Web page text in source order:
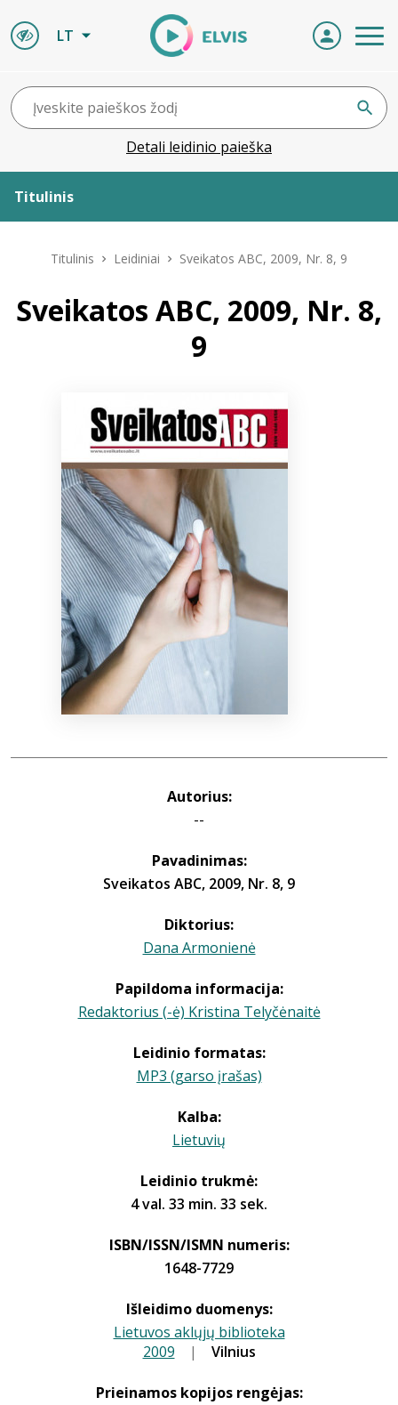
LT
Detali leidinio paieška
Titulinis
Leidiniai
Bibliotekoms
info@elvislab.lt
Titulinis Leidiniai Sveikatos ABC, 2009, Nr. 8, 9
Sveikatos ABC, 2009, Nr. 8,
9
Autorius:
--
Pavadinimas:
Sveikatos ABC, 2009, Nr. 8, 9
Diktorius:
Dana Armonienė
Papildoma informacija:
Redaktorius (-ė) Kristina Telyčėnaitė
Leidinio formatas:
MP3 (garso įrašas)
Kalba:
Lietuvių
Leidinio trukmė:
4 val. 33 min. 33 sek.
ISBN/ISSN/ISMN numeris:
1648-7729
Išleidimo duomenys:
Lietuvos aklųjų biblioteka
2009 | Vilnius
Prieinamos kopijos rengėjas: